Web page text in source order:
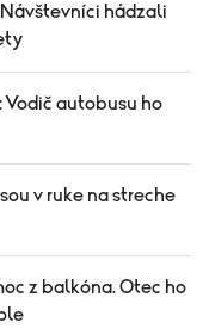
hádzali
Vodič autobusu ho
v ruke na streche
z balkóna. Otec ho